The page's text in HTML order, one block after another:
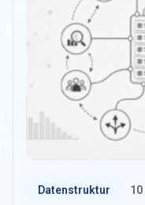
Datenstruktur 10